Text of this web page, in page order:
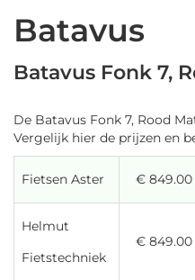
Batavus
Batavus Fonk 7,
De Batavus Fonk 7, Rood
Vergelijk hier de prijzen en
Fietsen Aster € 849.00
Helmut
Fietstechniek
€ 849.00